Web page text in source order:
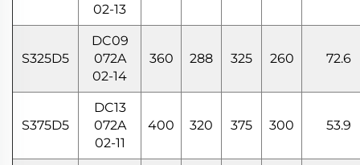
02-13
S325D5
DC09
072A
02-14
360 288 325 260 72.6
S375D5
DC13
072A
02-11
400 320 375 300 53.9